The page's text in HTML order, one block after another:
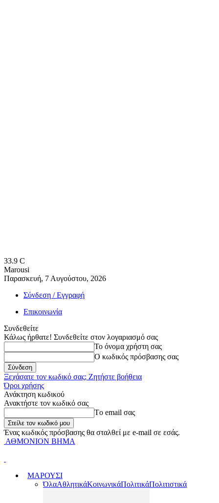
33.9 C
Marousi
Παρασκευή, 7 Αυγούστου, 2026
Σύνδεση / Εγγραφή
Επικοινωνία
Συνδεθείτε
Κάλως ήρθατε! Συνδεθείτε στον λογαριασμό σας
Το όνομα χρήστη σας
Ο κωδικός πρόσβασης σας
Ξεχάσατε τον κωδικό σας; Ζητήστε βοήθεια
Όροι χρήσης
Ανάκτηση κωδικού
Ανακτήστε τον κωδικό σας
Tο email σας
Ένας κωδικός πρόσβασης θα σταλθεί με e-mail σε εσάς.
ΑΘΜΟΝΙΟΝ ΒΗΜΑ
ΜΑΡΟΥΣΙ
ΌλαΑθλητικάΚοινωνικάΠολιτικάΠολιτιστικά